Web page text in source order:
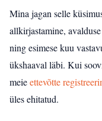
Mina jagan selle
allkirjastamine,
ning esimese kuu
ükshaaval läbi. Kui
meieettevõtte
üles ehitatud.